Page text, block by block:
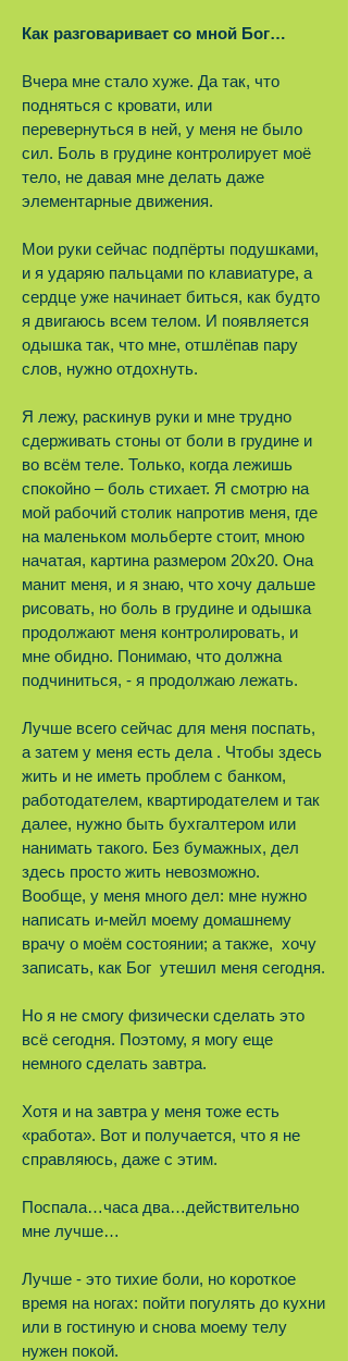
Как разговаривает со мной Бог…
Вчера мне стало хуже. Да так, что
подняться с кровати, или
перевернуться в ней, у меня не было
сил. Боль в грудине контролирует моё
тело, не давая мне делать даже
элементарные движения.
Мои руки сейчас подпёрты подушками,
и я ударяю пальцами по клавиатуре, а
сердце уже начинает биться, как будто
я двигаюсь всем телом. И появляется
одышка так, что мне, отшлёпав пару
слов, нужно отдохнуть.
Я лежу, раскинув руки и мне трудно
сдерживать стоны от боли в грудине и
во всём теле. Только, когда лежишь
спокойно – боль стихает. Я смотрю на
мой рабочий столик напротив меня, где
на маленьком мольберте стоит, мною
начатая, картина размером 20х20. Она
манит меня, и я знаю, что хочу дальше
рисовать, но боль в грудине и одышка
продолжают меня контролировать, и
мне обидно. Понимаю, что должна
подчиниться, - я продолжаю лежать.
Лучше всего сейчас для меня поспать,
а затем у меня есть дела . Чтобы здесь
жить и не иметь проблем с банком,
работодателем, квартиродателем и так
далее, нужно быть бухгалтером или
нанимать такого. Без бумажных, дел
здесь просто жить невозможно.
Вообще, у меня много дел: мне нужно
написать и-мейл моему домашнему
врачу о моём состоянии; а также, хочу
записать, как Бог утешил меня сегодня.
Но я не смогу физически сделать это
всё сегодня. Поэтому, я могу еще
немного сделать завтра.
Хотя и на завтра у меня тоже есть
«работа». Вот и получается, что я не
справляюсь, даже с этим.
Поспала…часа два…действительно
мне лучше…
Лучше - это тихие боли, но короткое
время на ногах: пойти погулять до кухни
или в гостиную и снова моему телу
нужен покой.